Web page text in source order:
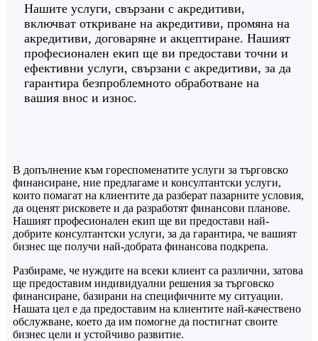
Нашите услуги, свързани с акредитиви,
включват откриване на акредитиви, промяна на
акредитиви, договаряне и акцептиране. Нашият
професионален екип ще ви предостави точни и
ефективни услуги, свързани с акредитиви, за да
гарантира безпроблемното обработване на
вашия внос и износ.
В допълнение към гореспоменатите услуги за търговско
финансиране, ние предлагаме и консултантски услуги,
които помагат на клиентите да разберат пазарните условия,
да оценят рисковете и да разработят финансови планове.
Нашият професионален екип ще ви предостави най-
добрите консултантски услуги, за да гарантира, че вашият
бизнес ще получи най-добрата финансова подкрепа.
Разбираме, че нуждите на всеки клиент са различни, затова
ще предоставим индивидуални решения за търговско
финансиране, базирани на специфичните му ситуации.
Нашата цел е да предоставим на клиентите най-качествено
обслужване, което да им помогне да постигнат своите
бизнес цели и устойчиво развитие.